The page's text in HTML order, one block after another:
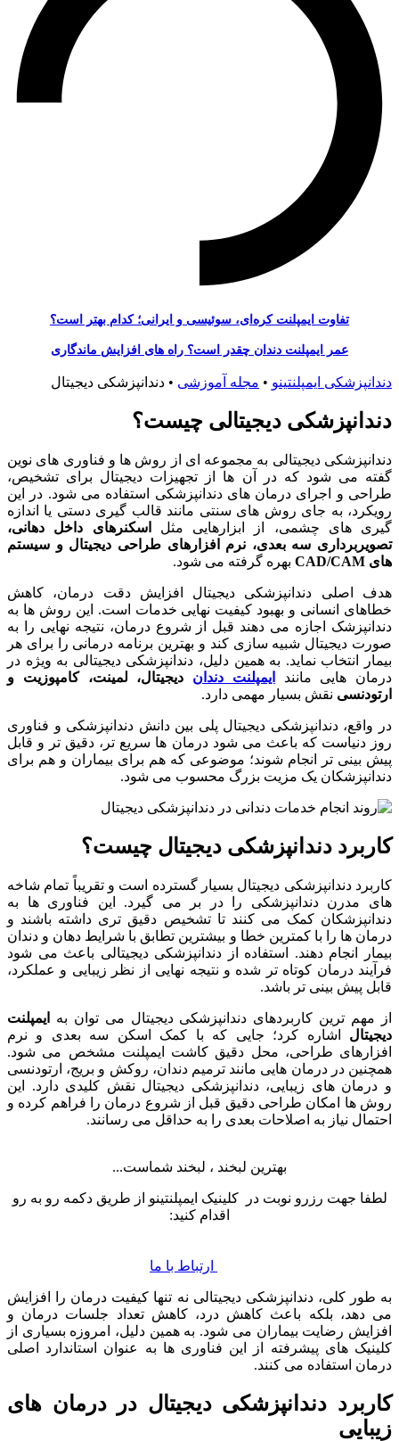
تفاوت ایمپلنت کره‌ای، سوئیسی و ایرانی؛ کدام بهتر است؟
عمر ایمپلنت دندان چقدر است؟ راه‌ های افزایش ماندگاری
دندانپزشکی ایمپلنتینو • مجله آموزشی • دندانپزشکی دیجیتال
دندانپزشکی دیجیتالی چیست؟
دندانپزشکی دیجیتالی به مجموعه ای از روش ها و فناوری های نوین
گفته می شود که در آن ها از تجهیزات دیجیتال برای تشخیص،
طراحی و اجرای درمان های دندانپزشکی استفاده می شود. در این
رویکرد، به جای روش های سنتی مانند قالب گیری دستی یا اندازه
گیری های چشمی، از ابزارهایی مثل
اسکنرهای داخل دهانی،
تصویربرداری سه بعدی، نرم افزارهای طراحی دیجیتال و سیستم
های
بهره گرفته می شود.
هدف اصلی دندانپزشکی دیجیتال افزایش دقت درمان، کاهش
خطاهای انسانی و بهبود کیفیت نهایی خدمات است. این روش ها به
دندانپزشک اجازه می دهند قبل از شروع درمان، نتیجه نهایی را به
صورت دیجیتال شبیه سازی کند و بهترین برنامه درمانی را برای هر
بیمار انتخاب نماید. به همین دلیل، دندانپزشکی دیجیتالی به ویژه در
درمان هایی مانند
ایمپلنت دندان دیجیتال، لمینت، کامپوزیت و
ارتودنسی نقش بسیار مهمی دارد.
در واقع، دندانپزشکی دیجیتال پلی بین دانش دندانپزشکی و فناوری
روز دنیاست که باعث می شود درمان ها سریع تر، دقیق تر و قابل
پیش بینی تر انجام شوند؛ موضوعی که هم برای بیماران و هم برای
دندانپزشکان یک مزیت بزرگ محسوب می شود.
کاربرد دندانپزشکی دیجیتال چیست؟
کاربرد دندانپزشکی دیجیتال بسیار گسترده است و تقریباً تمام شاخه
های مدرن دندانپزشکی را در بر می گیرد. این فناوری ها به
دندانپزشکان کمک می کنند تا تشخیص دقیق تری داشته باشند و
درمان ها را با کمترین خطا و بیشترین تطابق با شرایط دهان و دندان
بیمار انجام دهند. استفاده از دندانپزشکی دیجیتالی باعث می شود
فرآیند درمان کوتاه تر شده و نتیجه نهایی از نظر زیبایی و عملکرد،
قابل پیش بینی تر باشد.
از مهم ترین کاربردهای دندانپزشکی دیجیتال می توان به
ایمپلنت
دیجیتال اشاره کرد؛ جایی که با کمک اسکن سه بعدی و نرم
افزارهای طراحی، محل دقیق کاشت ایمپلنت مشخص می شود.
همچنین در درمان هایی مانند ترمیم دندان، روکش و بریج، ارتودنسی
و درمان های زیبایی، دندانپزشکی دیجیتال نقش کلیدی دارد. این
روش ها امکان طراحی دقیق قبل از شروع درمان را فراهم کرده و
احتمال نیاز به اصلاحات بعدی را به حداقل می رسانند.
بهترین لبخند ، لبخند شماست...
لطفا جهت رزرو نوبت در کلینیک ایمپلنتینو از طریق دکمه رو به رو
اقدام کنید:
ارتباط با ما
به طور کلی، دندانپزشکی دیجیتالی نه تنها کیفیت درمان را افزایش
می دهد، بلکه باعث کاهش درد، کاهش تعداد جلسات درمان و
افزایش رضایت بیماران می شود. به همین دلیل، امروزه بسیاری از
کلینیک های پیشرفته از این فناوری ها به عنوان استاندارد اصلی
درمان استفاده می کنند.
کاربرد دندانپزشکی دیجیتال در درمان های
زیبایی